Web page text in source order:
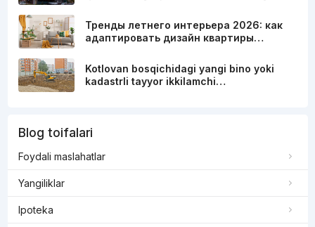
Тренды летнего интерьера 2026: как
адаптировать дизайн квартиры…
Kotlovan bosqichidagi yangi bino yoki
kadastrli tayyor ikkilamchi…
Blog toifalari
Foydali maslahatlar
Yangiliklar
Ipoteka